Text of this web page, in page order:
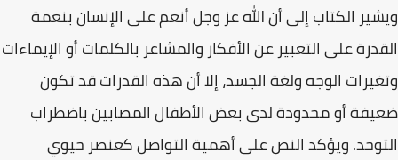
ويشير الكتاب إلى أن الله عز وجل أنعم على الإنسان بنعمة
القدرة على التعبير عن الأفكار والمشاعر بالكلمات أو الإيماءات
وتغيرات الوجه ولغة الجسد، إلا أن هذه القدرات قد تكون
ضعيفة أو محدودة لدى بعض الأطفال المصابين باضطراب
التوحد. ويؤكد النص على أهمية التواصل كعنصر حيوي